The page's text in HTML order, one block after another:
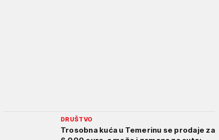
DRUŠTVO
Trosobna kuća u Temerinu se prodaje za